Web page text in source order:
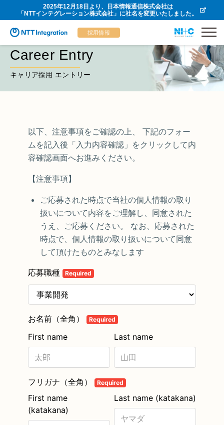
2025年12月18日より、日本情報通信株式会社は
「NTTインテグレーション株式会社」に社名を変更いたしました。
採用情報
Career Entry
キャリア採用 エントリー